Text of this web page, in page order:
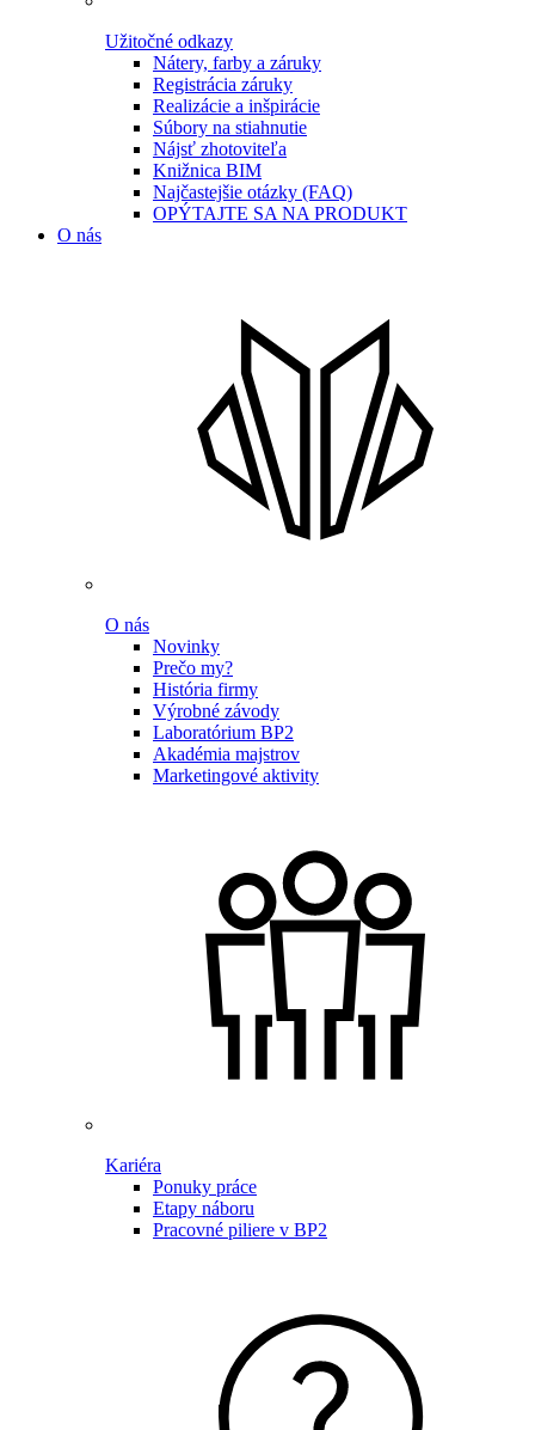
Užitočné odkazy
Nátery, farby a záruky
Registrácia záruky
Realizácie a inšpirácie
Súbory na stiahnutie
Nájsť zhotoviteľa
Knižnica BIM
Najčastejšie otázky (FAQ)
OPÝTAJTE SA NA PRODUKT
O nás
O nás
Novinky
Prečo my?
História firmy
Výrobné závody
Laboratórium BP2
Akadémia majstrov
Marketingové aktivity
Kariéra
Ponuky práce
Etapy náboru
Pracovné piliere v BP2